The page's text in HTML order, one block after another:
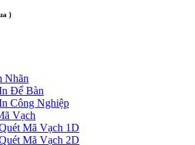
)
Nhãn
Để Bàn
Công Nghiệp
Vạch
Mã Vạch 1D
Mã Vạch 2D